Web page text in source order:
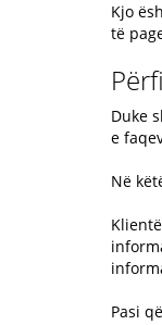
Kjo
të
Duke
e
Në
Pasi